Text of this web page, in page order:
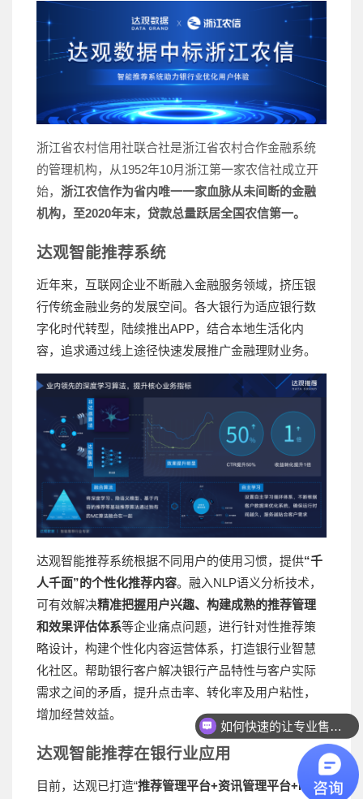
浙江省农村信用社联合社是浙江省农村合作金融系统
的管理机构，从1952年10月浙江第一家农信社成立开
始， 浙江农信作为省内唯一一家血脉从未间断的金融
机构，至2020年末，贷款总量跃居全国农信第一。
达观智能推荐系统
近年来，互联网企业不断融入金融服务领域，挤压银
行传统金融业务的发展空间。各大银行为适应银行数
字化时代转型，陆续推出APP，结合本地生活化内
容，追求通过线上途径快速发展推广金融理财业务。
达观智能推荐系统根据不同用户的使用习惯，提供“千
人千面”的个性化推荐内容。融入NLP语义分析技术，
可有效解决精准把握用户兴趣、构建成熟的推荐管理
和效果评估体系等企业痛点问题，进行针对性推荐策
略设计，构建个性化内容运营体系，打造银行业智慧
化社区。帮助银行客户解决银行产品特性与客户实际
需求之间的矛盾，提升点击率、转化率及用户粘性，
增加经营效益。
达观智能推荐在银行业应用
目前，达观已打造“推荐管理平台+资讯管理平台+H5页